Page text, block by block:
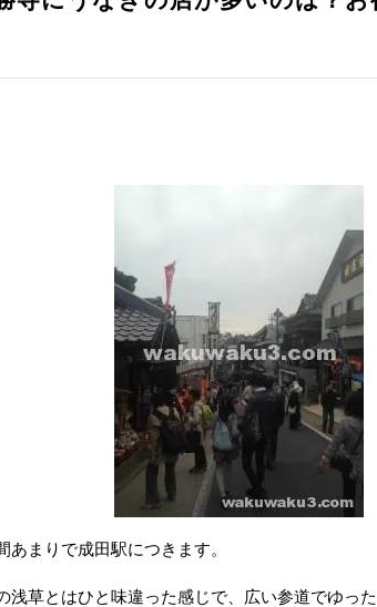
あまりで成田駅につきます。
浅草とはひと味違った感じで、広い参道でゆっ